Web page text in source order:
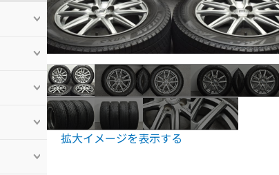
拡大イメージを表示する